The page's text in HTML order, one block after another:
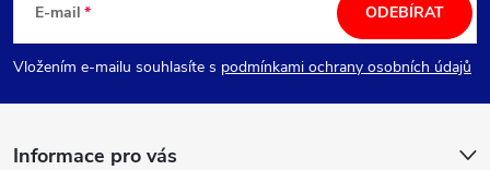
p
a
E-mail
Vložením e-mailu souhlasíte s podmínkami ochrany osobních údajů
ODEBÍRAT
Informace pro vás